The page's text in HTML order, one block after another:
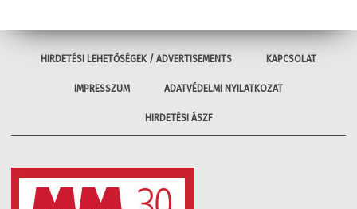
HIRDETÉSI LEHETŐSÉGEK / ADVERTISEMENTS KAPCSOLAT
IMPRESSZUM ADATVÉDELMI NYILATKOZAT
HIRDETÉSI ÁSZF